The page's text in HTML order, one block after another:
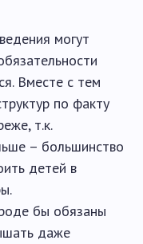
могут
Вместе с тем
по факту
т.к.
– большинство
детей в
бы обязаны
даже